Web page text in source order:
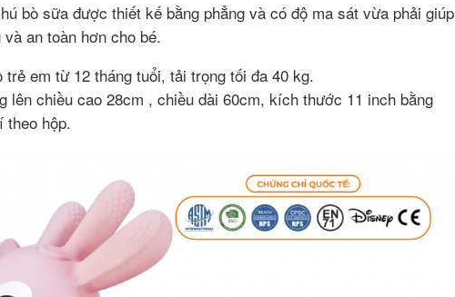
bò sữa được thiết kế bằng phẳng và có độ ma sát vừa phải giúp
an toàn hơn cho bé.
trẻ em từ 12 tháng tuổi, tải trọng tối đa 40 kg.
lên chiều cao 28cm , chiều dài 60cm, kích thước 11 inch bằng
theo hộp.